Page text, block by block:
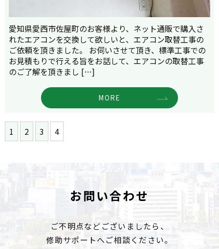
愛知県愛西市佐屋町のお客様より、ネット通販で購入さ
れたエアコンを交換して欲しいと、エアコン取替工事の
ご依頼を頂きました。 お伺いさせて頂き、標準工事での
お見積もりで行える旨をお話して、エアコンの取替工事
のご了解を頂きまし […]
MORE
1 2 3 4
お問い合わせ
ご不明点などございましたら、
修助サポートへご相談ください。